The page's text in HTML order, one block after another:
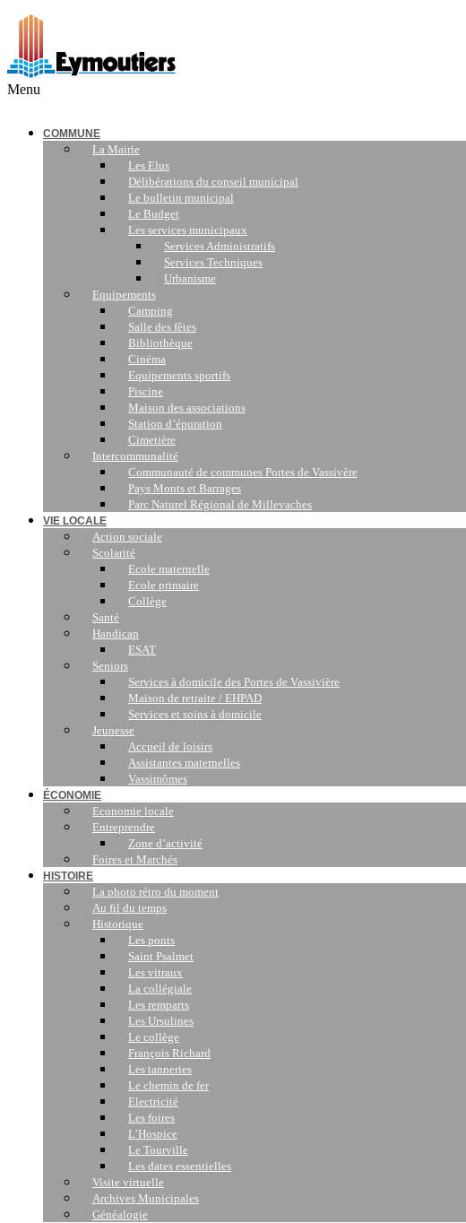
Menu
COMMUNE
La Mairie
Les Elus
Délibérations du conseil municipal
Le bulletin municipal
Le Budget
Les services municipaux
Services Administratifs
Services Techniques
Urbanisme
Equipements
Camping
Salle des fêtes
Bibliothèque
Cinéma
Equipements sportifs
Piscine
Maison des associations
Station d’épuration
Cimetière
Intercommunalité
Communauté de communes Portes de Vassivère
Pays Monts et Barrages
Parc Naturel Régional de Millevaches
VIE LOCALE
Action sociale
Scolarité
Ecole maternelle
Ecole primaire
Collège
Santé
Handicap
ESAT
Seniors
Services à domicile des Portes de Vassivière
Maison de retraite / EHPAD
Services et soins à domicile
Jeunesse
Accueil de loisirs
Assistantes maternelles
Vassimômes
ÉCONOMIE
Economie locale
Entreprendre
Zone d’activité
Foires et Marchés
HISTOIRE
La photo rétro du moment
Au fil du temps
Historique
Les ponts
Saint Psalmet
Les vitraux
La collégiale
Les remparts
Les Ursulines
Le collège
François Richard
Les tanneries
Le chemin de fer
Electricité
Les foires
L’Hospice
Le Tourville
Les dates essentielles
Visite virtuelle
Archives Municipales
Généalogie